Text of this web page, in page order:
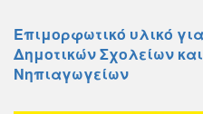
Επιμορφωτικό υλικό
Δημοτικών Σχολείων
Νηπιαγωγείων